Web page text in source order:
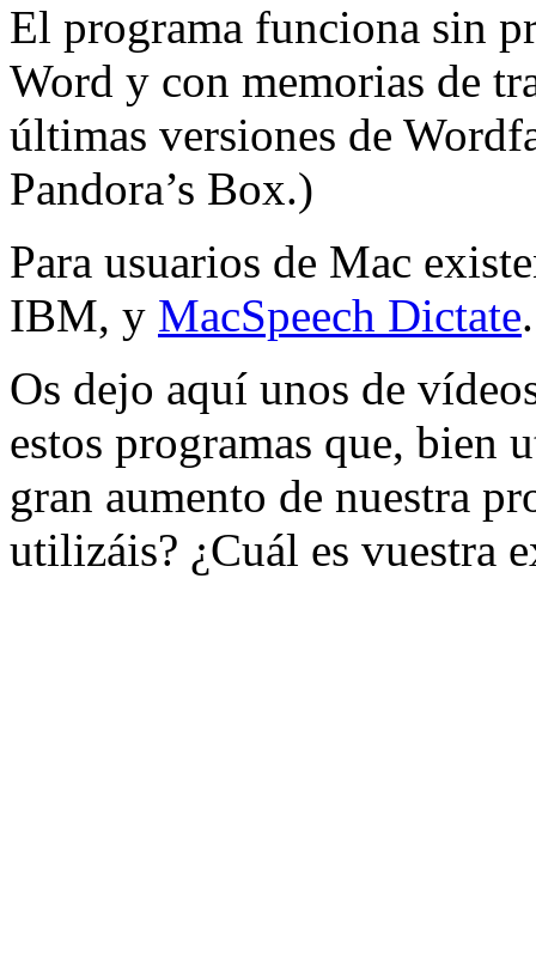
El programa funciona sin
Word y con memorias de
últimas versiones de
Pandora’s Box.)
Para usuarios de Mac
IBM, y MacSpeech Dictate.
Os dejo aquí unos de
estos programas que, bien
gran aumento de nuestra
utilizáis? ¿Cuál es vuestra